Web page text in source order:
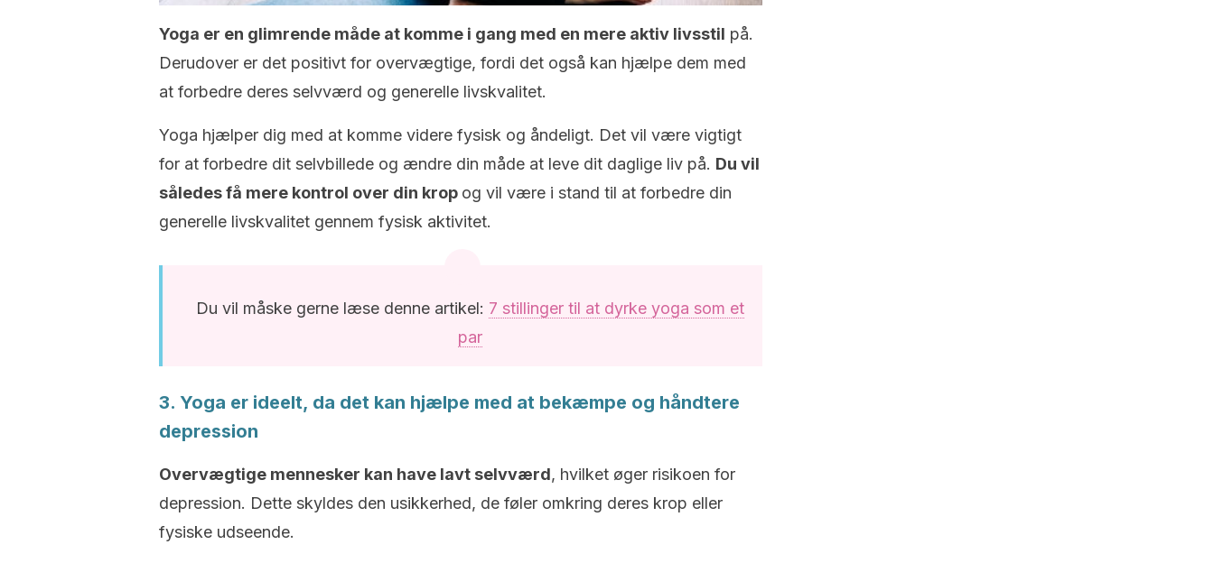
Yoga er en glimrende måde at komme i gang med en mere aktiv livsstil på.
Derudover er det positivt for overvægtige, fordi det også kan hjælpe dem med
at forbedre deres selvværd og generelle livskvalitet.
Yoga hjælper dig med at komme videre fysisk og åndeligt. Det vil være vigtigt
for at forbedre dit selvbillede og ændre din måde at leve dit daglige liv på. Du vil
således få mere kontrol over din krop og vil være i stand til at forbedre din
generelle livskvalitet gennem fysisk aktivitet.
Du vil måske gerne læse denne artikel: 7 stillinger til at dyrke yoga som et
par
3. Yoga er ideelt, da det kan hjælpe med at bekæmpe og håndtere
depression
Overvægtige mennesker kan have lavt selvværd, hvilket øger risikoen for
depression. Dette skyldes den usikkerhed, de føler omkring deres krop eller
fysiske udseende.